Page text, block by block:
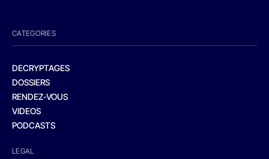
CATEGORIES
DECRYPTAGES
DOSSIERS
RENDEZ-VOUS
VIDEOS
PODCASTS
LEGAL